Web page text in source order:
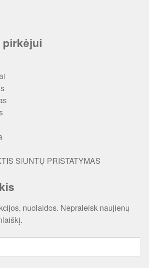
SIUNTŲ PRISTATYMAS
nuolaidos. Nepraleisk naujienų